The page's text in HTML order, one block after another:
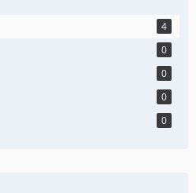
4
0
0
0
0